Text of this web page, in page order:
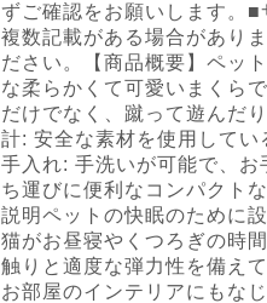
ずご確認をお願いします。
複数記載がある場合があり
ださい。【商品概要】ペッ
な柔らかくて可愛いまくら
だけでなく、蹴って遊んだ
計: 安全な素材を使用して
手入れ: 手洗いが可能で、
ち運びに便利なコンパクト
説明ペットの快眠のために
猫がお昼寝やくつろぎの時
触りと適度な弾力性を備え
お部屋のインテリアにもな